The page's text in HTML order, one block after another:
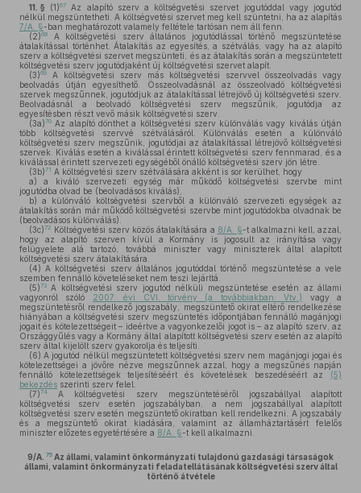
11. § (1)67
Az alapító szerv a költségvetési szervet jogutóddal vagy jogutód
nélkül megszüntetheti. A költségvetési szervet meg kell szüntetni, ha az alapítás
7/A. §-ban meghatározott valamely feltétele tartósan nem áll fenn.
(2)68
A költségvetési szerv általános jogutódlással történő megszüntetése
átalakítással történhet. Átalakítás az egyesítés, a szétválás, vagy ha az alapító
szerv a költségvetési szervet megszünteti, és az átalakítás során a megszüntetett
költségvetési szerv jogutódjaként új költségvetési szervet alapít.
(3)69
A költségvetési szerv más költségvetési szervvel összeolvadás vagy
beolvadás útján egyesíthető. Összeolvadásnál az összeolvadó költségvetési
szervek megszűnnek, jogutódjuk az átalakítással létrejövő új költségvetési szerv.
Beolvadásnál a beolvadó költségvetési szerv megszűnik, jogutódja az
egyesítésben részt vevő másik költségvetési szerv.
(3a)70 Az alapító dönthet a költségvetési szerv különválás vagy kiválás útján
több költségvetési szervvé szétválásáról. Különválás esetén a különváló
költségvetési szerv megszűnik, jogutódjai az átalakítással létrejövő költségvetési
szervek. Kiválás esetén a kiválással érintett költségvetési szerv fennmarad, és a
kiválással érintett szervezeti egységéből önálló költségvetési szerv jön létre.
(3b)71 A költségvetési szerv szétválására akként is sor kerülhet, hogy
a) a kiváló szervezeti egység már működő költségvetési szervbe mint
jogutódba olvad be (beolvadásos kiválás),
b) a különváló költségvetési szervből a különváló szervezeti egységek az
átalakítás során már működő költségvetési szervbe mint jogutódokba olvadnak be
(beolvadásos különválás).
(3c)72 Költségvetési szerv közös átalakítására a 8/A. §-t alkalmazni kell, azzal,
hogy az alapító szerven kívül a Kormány is jogosult az irányítása vagy
felügyelete alá tartozó, továbbá miniszter vagy miniszterek által alapított
költségvetési szerv átalakítására.
(4) A költségvetési szerv általános jogutóddal történő megszüntetése a vele
szemben fennálló követeléseket nem teszi lejárttá.
(5)73 A költségvetési szerv jogutód nélküli megszüntetése esetén az állami
vagyonról szóló 2007. évi CVI. törvény (a továbbiakban: Vtv.)
vagy a
megszüntetésről rendelkező jogszabály, megszüntető okirat eltérő rendelkezése
hiányában a költségvetési szerv megszüntetés időpontjában fennálló magánjogi
jogait és kötelezettségeit – ideértve a vagyonkezelői jogot is – az alapító szerv, az
Országgyűlés vagy a Kormány által alapított költségvetési szerv esetén az alapító
szerv által kijelölt szerv gyakorolja és teljesíti.
(6) A jogutód nélkül megszüntetett költségvetési szerv nem magánjogi jogai és
kötelezettségei a jövőre nézve megszűnnek azzal, hogy a megszűnés napján
fennálló kötelezettségek teljesítéséért és követelések beszedéséért az (5)
bekezdés szerinti szerv felel.
(7)74
A költségvetési szerv megszüntetéséről jogszabállyal alapított
költségvetési szerv esetén jogszabályban, a nem jogszabállyal alapított
költségvetési szerv esetén megszüntető okiratban kell rendelkezni. A jogszabály
és a megszüntető okirat kiadására, valamint az államháztartásért felelős
miniszter előzetes egyetértésére a 8/A. §-t kell alkalmazni.
9/A. 75 Az állami, valamint önkormányzati tulajdonú gazdasági társaságok
állami, valamint önkormányzati feladatellátásának költségvetési szerv által
történő átvétele